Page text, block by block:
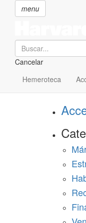
menu
Search
Cancelar
Hemeroteca